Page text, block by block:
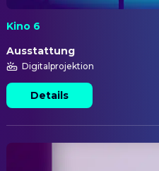
Kino 6
Ausstattung
Digitalprojektion
Details